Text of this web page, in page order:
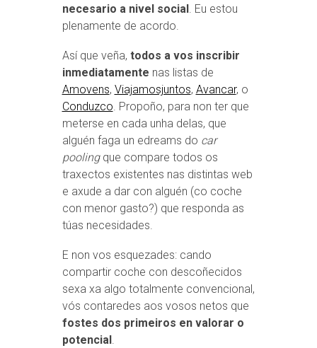
necesario a nivel social . Eu estou
plenamente de acordo.
Así que veña, todos a vos inscribir
inmediatamente nas listas de
Amovens, Viajamosjuntos, Avancar, o
Conduzco. Propoño, para non ter que
meterse en cada unha delas, que
alguén faga un edreams do car
poolingque compare todos os
traxectos existentes nas distintas web
e axude a dar con alguén (co coche
con menor gasto?) que responda as
túas necesidades.
E non vos esquezades: cando
compartir coche con descoñecidos
sexa xa algo totalmente convencional,
vós contaredes aos vosos netos que
fostes dos primeiros en valorar o
potencial .